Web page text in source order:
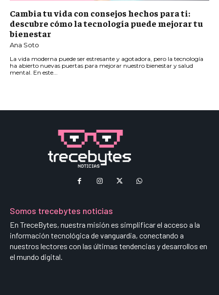
Cambia tu vida con consejos hechos para ti:
descubre cómo la tecnología puede mejorar tu
bienestar
Ana Soto
La vida moderna puede ser estresante y agotadora, pero la tecnología
ha abierto nuevas puertas para mejorar nuestro bienestar y salud
mental. En este...
Somos trecebytes noticias
En TreceBytes, nuestra misión es simplificar el acceso a la
información tecnológica de vanguardia, conectando a
nuestros lectores con las últimas tendencias y desarrollos en
el mundo digital.